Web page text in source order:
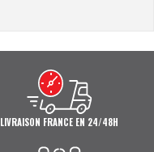
LIVRAISON FRANCE EN 24/48H